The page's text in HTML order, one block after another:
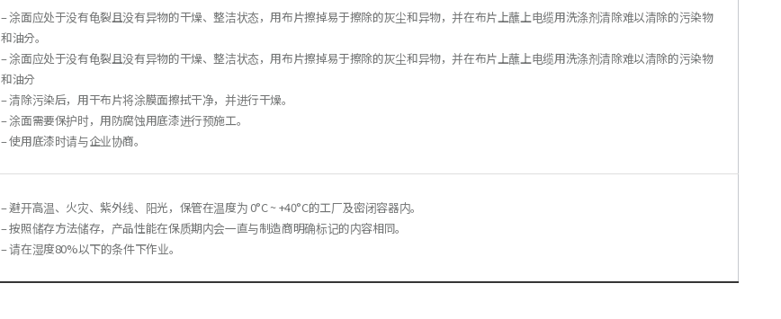
– 涂面应处于没有龟裂且没有异物的干燥、整洁状态，用布片擦掉易于擦除的灰尘和异物，并在布片上蘸上电缆用洗涤剂清除难以清除的污染物
和油分。
– 涂面应处于没有龟裂且没有异物的干燥、整洁状态，用布片擦掉易于擦除的灰尘和异物，并在布片上蘸上电缆用洗涤剂清除难以清除的污染物
和油分
– 清除污染后，用干布片将涂膜面擦拭干净，并进行干燥。
– 涂面需要保护时，用防腐蚀用底漆进行预施工。
– 使用底漆时请与企业协商。
– 避开高温、火灾、紫外线、阳光，保管在温度为 0°C ~ +40°C的工厂及密闭容器内。
– 按照储存方法储存，产品性能在保质期内会一直与制造商明确标记的内容相同。
– 请在湿度80%以下的条件下作业。